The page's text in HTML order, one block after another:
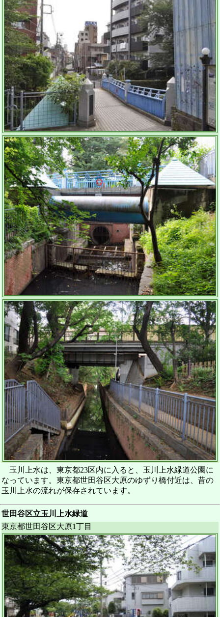
玉川上水は、東京都23区内に入ると、玉川上水緑道公園に
なっています。東京都世田谷区大原のゆずり橋付近は、昔の
玉川上水の流れが保存されています。
世田谷区立玉川上水緑道
東京都世田谷区大原1丁目